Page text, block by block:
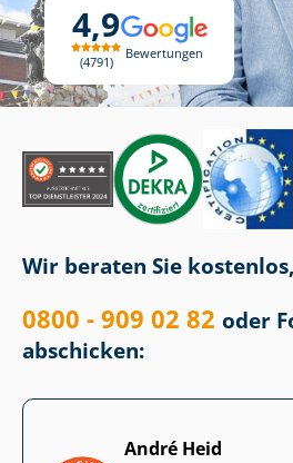
4,9
4791
Bewertungen
Wir beraten Sie
0800 - 909 02 82 oder
abschicken:
André Heid